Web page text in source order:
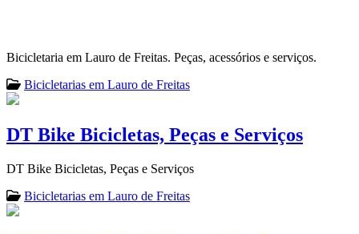
Bicicletaria em Lauro de Freitas. Peças, acessórios e serviços.
Bicicletarias em Lauro de Freitas
DT Bike Bicicletas, Peças e Serviços
DT Bike Bicicletas, Peças e Serviços
Bicicletarias em Lauro de Freitas